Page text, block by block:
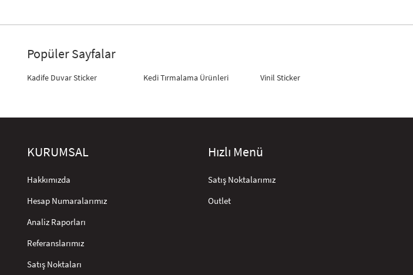
Popüler Sayfalar
Kadife Duvar Sticker Kedi Tırmalama Ürünleri Vinil Sticker
KURUMSAL
Hakkımızda
Hesap Numaralarımız
Analiz Raporları
Referanslarımız
Satış Noktaları
Hızlı Menü
Satış Noktalarımız
Outlet